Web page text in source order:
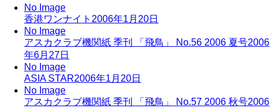
No Image
香港ワンナイト 2006年1月20日
No Image
アスカクラブ機関紙 季刊 「飛鳥」 No.56 2006 夏号2006
年6月27日
No Image
ASIA STAR2006年1月20日
No Image
アスカクラブ機関紙 季刊 「飛鳥」 No.57 2006 秋号2006